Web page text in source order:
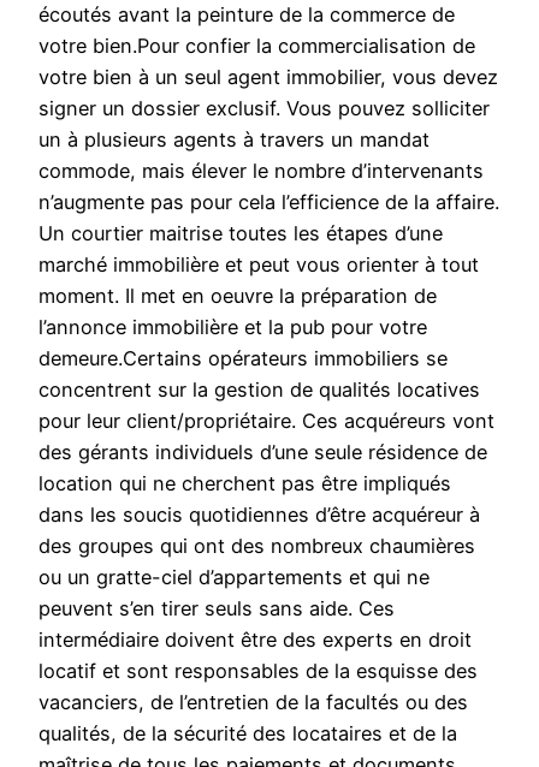
écoutés avant la peinture de la commerce de
votre bien.Pour confier la commercialisation de
votre bien à un seul agent immobilier, vous devez
signer un dossier exclusif. Vous pouvez solliciter
un à plusieurs agents à travers un mandat
commode, mais élever le nombre d’intervenants
n’augmente pas pour cela l’efficience de la affaire.
Un courtier maitrise toutes les étapes d’une
marché immobilière et peut vous orienter à tout
moment. Il met en oeuvre la préparation de
l’annonce immobilière et la pub pour votre
demeure.Certains opérateurs immobiliers se
concentrent sur la gestion de qualités locatives
pour leur client/propriétaire. Ces acquéreurs vont
des gérants individuels d’une seule résidence de
location qui ne cherchent pas être impliqués
dans les soucis quotidiennes d’être acquéreur à
des groupes qui ont des nombreux chaumières
ou un gratte-ciel d’appartements et qui ne
peuvent s’en tirer seuls sans aide. Ces
intermédiaire doivent être des experts en droit
locatif et sont responsables de la esquisse des
vacanciers, de l’entretien de la facultés ou des
qualités, de la sécurité des locataires et de la